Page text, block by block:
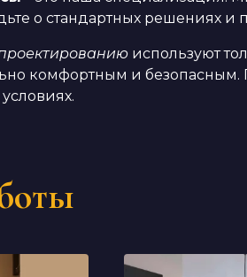
о стандартных решениях
используют
комфортным и